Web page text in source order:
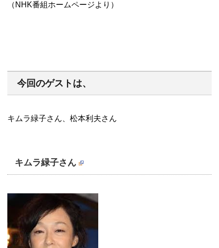
（NHK番組ホームページより）
今回のゲストは、
キムラ緑子さん、松本利夫さん
キムラ緑子さん